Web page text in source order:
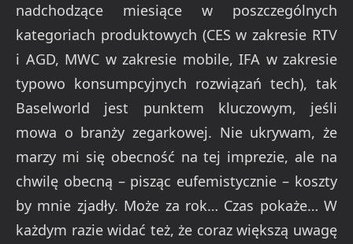
nadchodzące miesiące w poszczególnych
kategoriach produktowych (CES w zakresie RTV
i AGD, MWC w zakresie mobile, IFA w zakresie
typowo konsumpcyjnych rozwiązań tech), tak
Baselworld jest punktem kluczowym, jeśli
mowa o branży zegarkowej. Nie ukrywam, że
marzy mi się obecność na tej imprezie, ale na
chwilę obecną – pisząc eufemistycznie – koszty
by mnie zjadły. Może za rok… Czas pokaże… W
każdym razie widać też, że coraz większą uwagę